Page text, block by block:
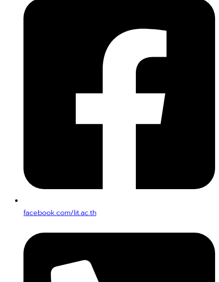
facebook.com/lit.ac.th